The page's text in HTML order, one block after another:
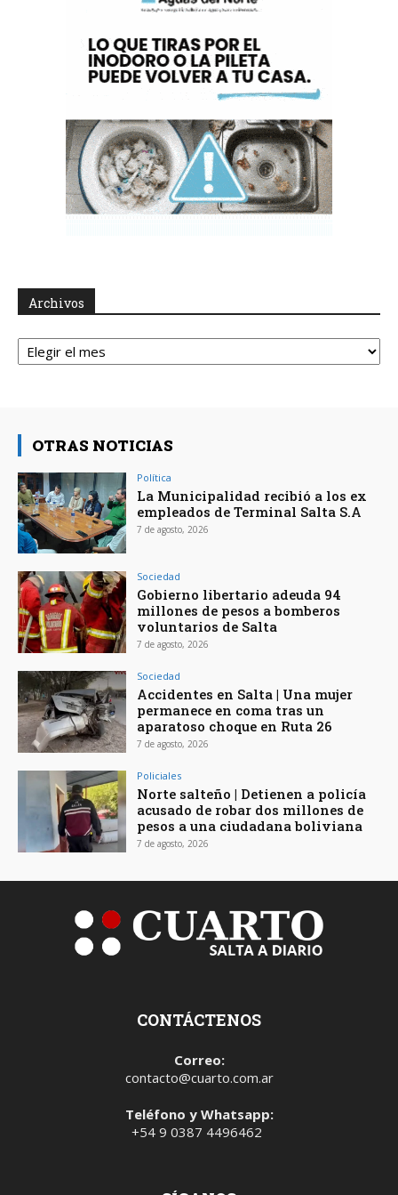
Archivos
Archivos
OTRAS NOTICIAS
Política
La Municipalidad recibió a los ex
empleados de Terminal Salta S.A
7 de agosto, 2026
Sociedad
Gobierno libertario adeuda 94
millones de pesos a bomberos
voluntarios de Salta
7 de agosto, 2026
Sociedad
Accidentes en Salta | Una mujer
permanece en coma tras un
aparatoso choque en Ruta 26
7 de agosto, 2026
Policiales
Norte salteño | Detienen a policía
acusado de robar dos millones de
pesos a una ciudadana boliviana
7 de agosto, 2026
CONTÁCTENOS
Correo:
contacto@cuarto.com.ar
Teléfono y Whatsapp:
+54 9 0387 4496462